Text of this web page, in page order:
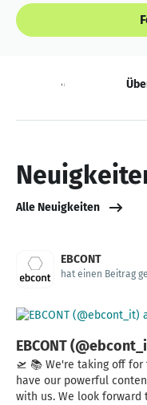
Neuigkeiten
Alle Neuigkeiten
EBCONT
hat einen Beitrag
EBCONT
🛫 📚 We're taking off for the
have our powerful
with us. We look forward